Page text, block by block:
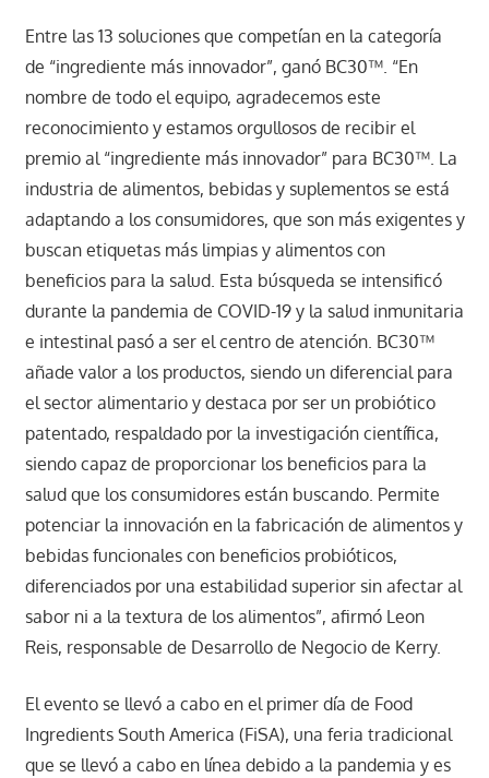
Entre las 13 soluciones que competían en la categoría
de “ingrediente más innovador”, ganó BC30™. “En
nombre de todo el equipo, agradecemos este
reconocimiento y estamos orgullosos de recibir el
premio al “ingrediente más innovador” para BC30™. La
industria de alimentos, bebidas y suplementos se está
adaptando a los consumidores, que son más exigentes y
buscan etiquetas más limpias y alimentos con
beneficios para la salud. Esta búsqueda se intensificó
durante la pandemia de COVID-19 y la salud inmunitaria
e intestinal pasó a ser el centro de atención. BC30™
añade valor a los productos, siendo un diferencial para
el sector alimentario y destaca por ser un probiótico
patentado, respaldado por la investigación científica,
siendo capaz de proporcionar los beneficios para la
salud que los consumidores están buscando. Permite
potenciar la innovación en la fabricación de alimentos y
bebidas funcionales con beneficios probióticos,
diferenciados por una estabilidad superior sin afectar al
sabor ni a la textura de los alimentos”, afirmó Leon
Reis, responsable de Desarrollo de Negocio de Kerry.
El evento se llevó a cabo en el primer día de Food
Ingredients South America (FiSA), una feria tradicional
que se llevó a cabo en línea debido a la pandemia y es